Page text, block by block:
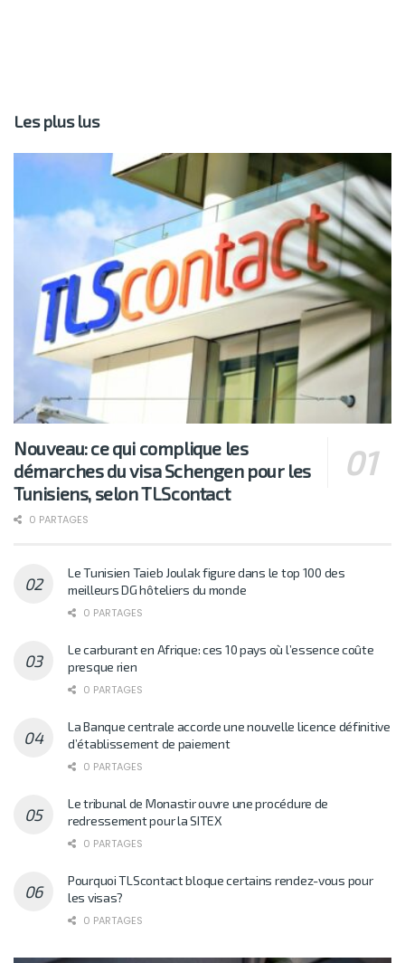
Les plus lus
Nouveau: ce qui complique les
démarches du visa Schengen pour les
Tunisiens, selon TLScontact
0 PARTAGES
Le Tunisien Taieb Joulak figure dans le top 100 des
meilleurs DG hôteliers du monde
0 PARTAGES
Le carburant en Afrique: ces 10 pays où l’essence coûte
presque rien
0 PARTAGES
La Banque centrale accorde une nouvelle licence définitive
d’établissement de paiement
0 PARTAGES
Le tribunal de Monastir ouvre une procédure de
redressement pour la SITEX
0 PARTAGES
Pourquoi TLScontact bloque certains rendez-vous pour
les visas?
0 PARTAGES